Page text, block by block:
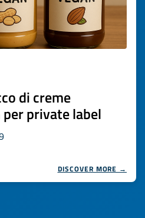
di creme
private label
DISCOVER MORE →